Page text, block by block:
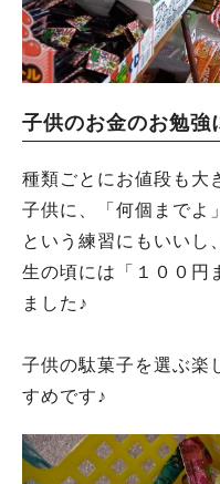
子供のお金のお勉強
種類ごとにお値段も大
子供に、「何個までよ
という練習にもいいし
生の頃には「１００円
ました♪
子供の駄菓子を選ぶ楽
すめです♪